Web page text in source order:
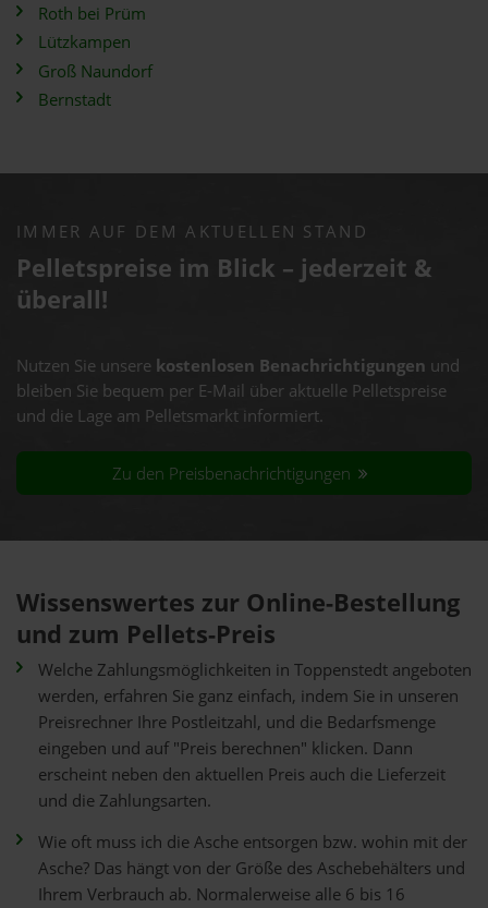
Roth bei Prüm
Lützkampen
Groß Naundorf
Bernstadt
IMMER AUF DEM AKTUELLEN STAND
Pelletspreise im Blick – jederzeit &
überall!
Nutzen Sie unsere kostenlosen Benachrichtigungen und
bleiben Sie bequem per E-Mail über aktuelle Pelletspreise
und die Lage am Pelletsmarkt informiert.
Zu den Preisbenachrichtigungen
Wissenswertes zur Online-Bestellung
und zum Pellets-Preis
Welche Zahlungsmöglichkeiten in Toppenstedt angeboten
werden, erfahren Sie ganz einfach, indem Sie in unseren
Preisrechner Ihre Postleitzahl, und die Bedarfsmenge
eingeben und auf "Preis berechnen" klicken. Dann
erscheint neben den aktuellen Preis auch die Lieferzeit
und die Zahlungsarten.
Wie oft muss ich die Asche entsorgen bzw. wohin mit der
Asche? Das hängt von der Größe des Aschebehälters und
Ihrem Verbrauch ab. Normalerweise alle 6 bis 16